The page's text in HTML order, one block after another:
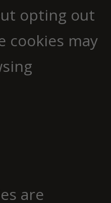
opting out
cookies may
are